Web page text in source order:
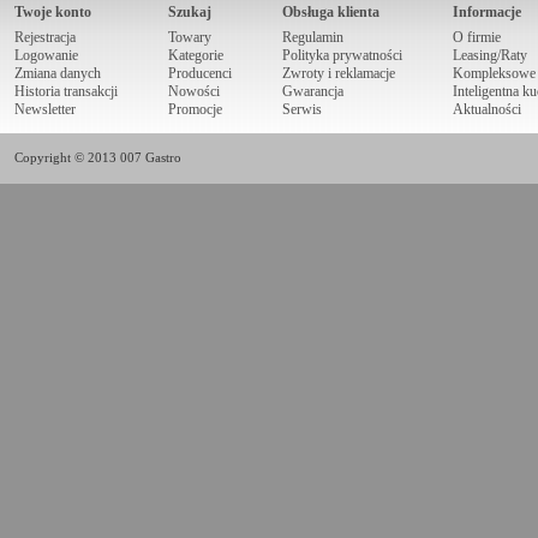
Twoje konto
Rejestracja
Logowanie
Zmiana danych
Historia transakcji
Newsletter
Szukaj
Towary
Kategorie
Producenci
Nowości
Promocje
Obsługa klienta
Regulamin
Polityka prywatności
Zwroty i reklamacje
Gwarancja
Serwis
Informacje
O firmie
Leasing/Raty
Kompleksowe
Inteligentna
Aktualności
Copyright © 2013 007 Gastro